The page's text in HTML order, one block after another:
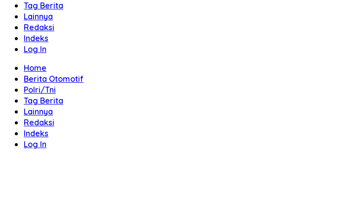
Tag Berita
Lainnya
Redaksi
Indeks
Log In
Home
Berita Otomotif
Polri/Tni
Tag Berita
Lainnya
Redaksi
Indeks
Log In